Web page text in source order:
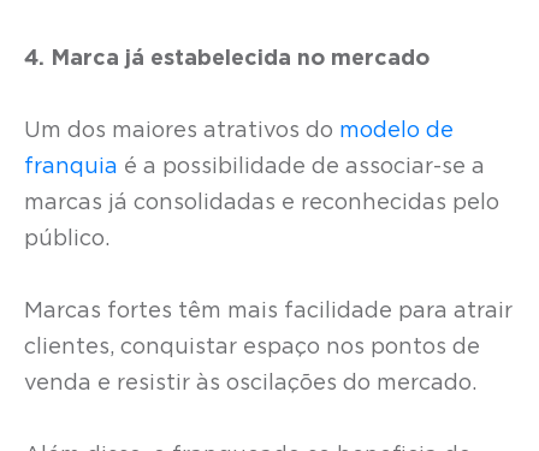
4. Marca já estabelecida no mercado
Um dos maiores atrativos do modelo de
franquia é a possibilidade de associar-se a
marcas já consolidadas e reconhecidas pelo
público.
Marcas fortes têm mais facilidade para atrair
clientes, conquistar espaço nos pontos de
venda e resistir às oscilações do mercado.